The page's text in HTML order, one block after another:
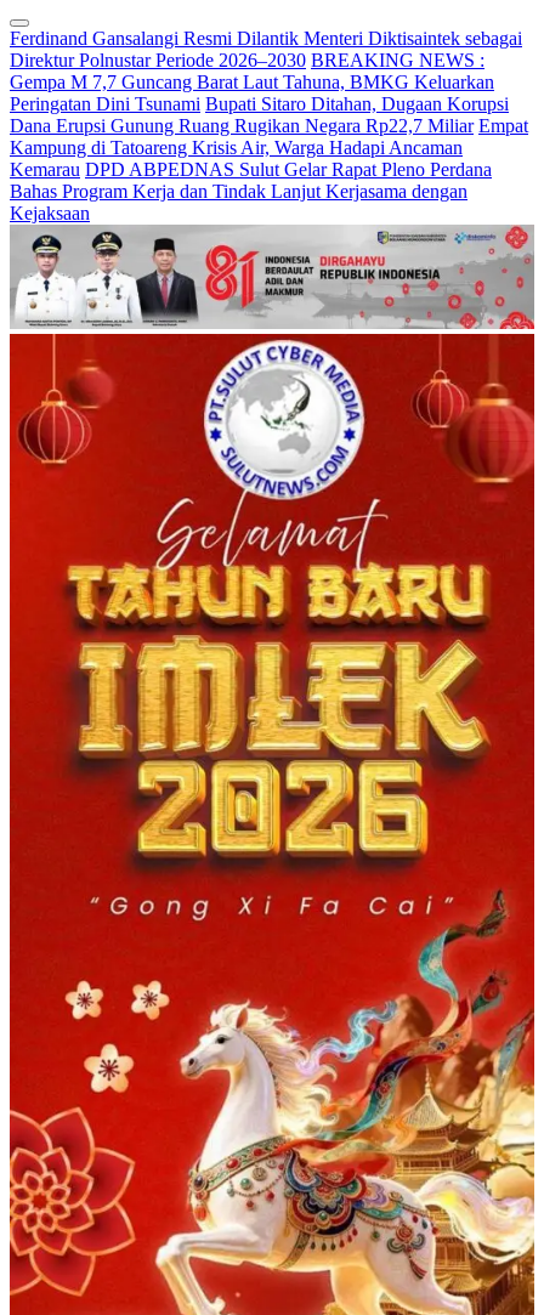
Ferdinand Gansalangi Resmi Dilantik Menteri Diktisaintek sebagai
Direktur Polnustar Periode 2026–2030 BREAKING NEWS :
Gempa M 7,7 Guncang Barat Laut Tahuna, BMKG Keluarkan
Peringatan Dini Tsunami Bupati Sitaro Ditahan, Dugaan Korupsi
Dana Erupsi Gunung Ruang Rugikan Negara Rp22,7 Miliar Empat
Kampung di Tatoareng Krisis Air, Warga Hadapi Ancaman
Kemarau DPD ABPEDNAS Sulut Gelar Rapat Pleno Perdana
Bahas Program Kerja dan Tindak Lanjut Kerjasama dengan
Kejaksaan